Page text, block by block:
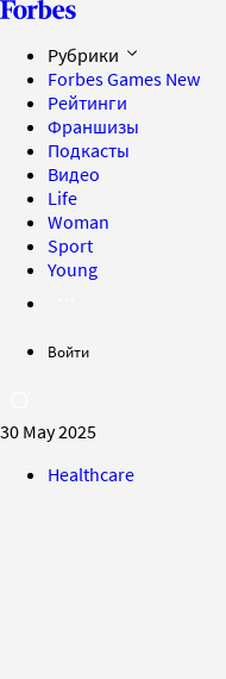
Рубрики
Forbes Games New
Рейтинги
Франшизы
Подкасты
Видео
Life
Woman
Sport
Young
Войти
30 May 2025
Healthcare